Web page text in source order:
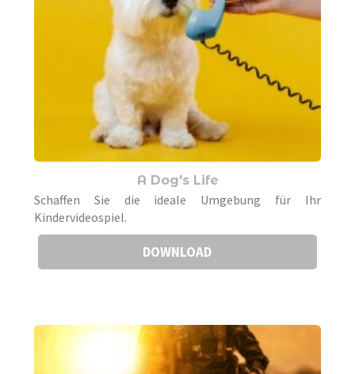
A Dog's Life
Schaffen Sie die ideale Umgebung für Ihr
Kindervideospiel.
DOWNLOAD